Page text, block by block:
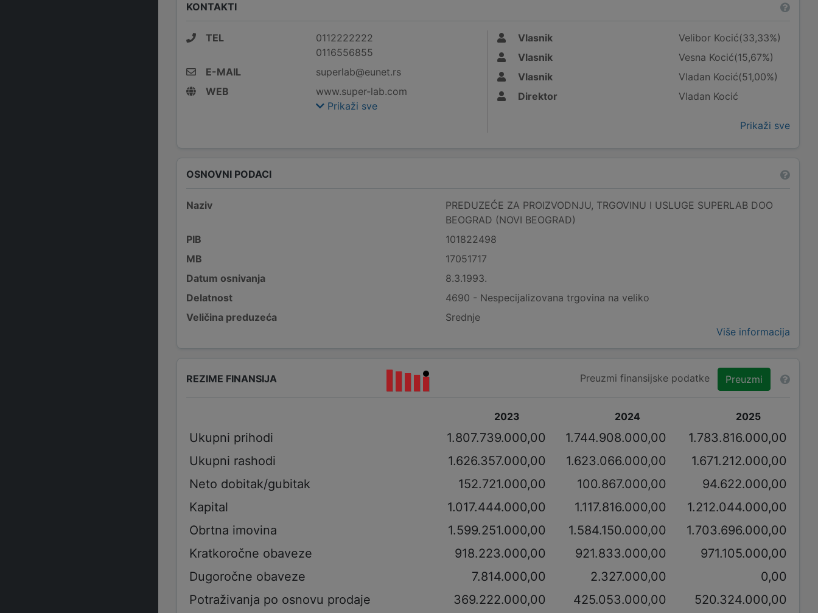
KONTAKTI
TEL
0112222222
0116556855
E-MAIL
superlab@eunet.rs
WEB
www.super-lab.com
Prikaži sve
Vlasnik
Velibor Kocić(33,33%)
Vlasnik
Vesna Kocić(15,67%)
Vlasnik
Vladan Kocić(51,00%)
Direktor
Vladan Kocić
Prikaži sve
OSNOVNI PODACI
Naziv
PREDUZEĆE ZA PROIZVODNJU, TRGOVINU I USLUGE SUPERLAB DOO
BEOGRAD (NOVI BEOGRAD)
PIB
101822498
MB
17051717
Datum osnivanja
8.3.1993.
Delatnost
4690 - Nespecijalizovana trgovina na veliko
Veličina preduzeća
Srednje
Više informacija
REZIME FINANSIJA Preuzmi finansijske podatke Preuzmi
2023 2024 2025
Ukupni prihodi 1.807.739.000,00 1.744.908.000,00
1.783.816.000,00
Ukupni rashodi
1.626.357.000,00 1.623.066.000,00
1.671.212.000,00
Neto dobitak/gubitak
152.721.000,00 100.867.000,00
94.622.000,00
Kapital
1.017.444.000,00 1.117.816.000,00
1.212.044.000,00
Obrtna imovina
1.599.251.000,00 1.584.150.000,00
1.703.696.000,00
Kratkoročne obaveze
918.223.000,00 921.833.000,00
971.105.000,00
Dugoročne obaveze
7.814.000,00 2.327.000,00
0,00
Potraživanja po osnovu prodaje
369.222.000,00 425.053.000,00
520.324.000,00